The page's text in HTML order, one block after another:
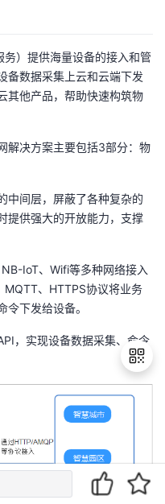
）提供海量设备的接入和管
备数据采集上云和云端下发
其他产品，帮助快速构筑物
解决方案主要包括3部分：物
中间层，屏蔽了各种复杂的
提供强大的开放能力，支撑
IoT、Wifi等多种网络接入
、HTTPS协议将业务
下发给设备。
，实现设备数据采集、命令